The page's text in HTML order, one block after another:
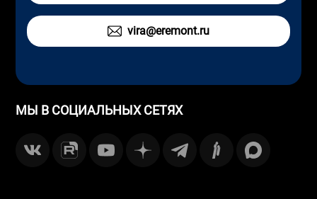
vira@eremont.ru
МЫ В СОЦИАЛЬНЫХ СЕТЯХ